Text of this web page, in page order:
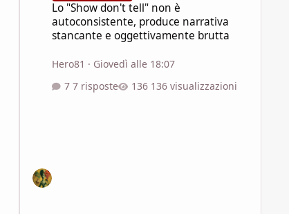
Lo "Show don't tell" non è
autoconsistente, produce narrativa
stancante e oggettivamente brutta
Hero81 · Giovedì alle 18:07
7 risposte
136 visualizzazioni